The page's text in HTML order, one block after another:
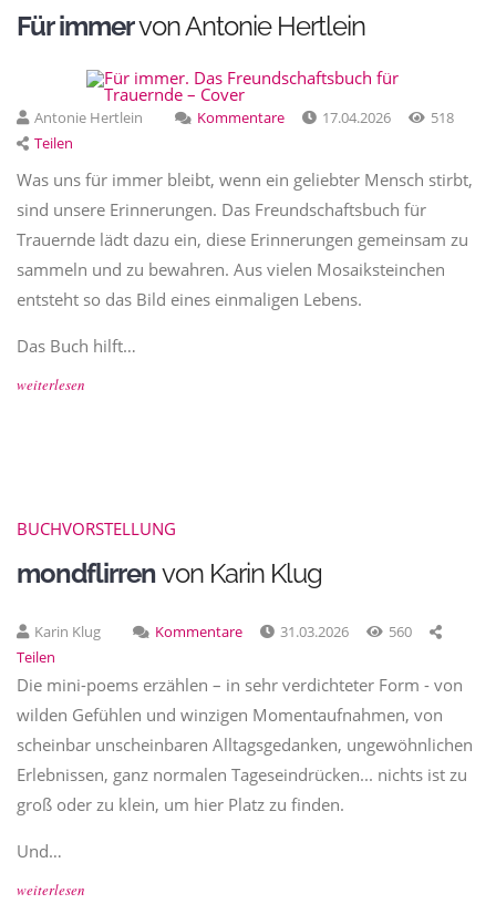
Für immervon Antonie Hertlein
Antonie Hertlein Kommentare 17.04.2026
518
Teilen
Was uns für immer bleibt, wenn ein geliebter Mensch stirbt,
sind unsere Erinnerungen. Das Freundschaftsbuch für
Trauernde lädt dazu ein, diese Erinnerungen gemeinsam zu
sammeln und zu bewahren. Aus vielen Mosaiksteinchen
entsteht so das Bild eines einmaligen Lebens.
Das Buch hilft…
weiterlesen
BUCHVORSTELLUNG
mondflirrenvon Karin Klug
Karin Klug Kommentare 31.03.2026
560
Teilen
Die mini-poems erzählen – in sehr verdichteter Form - von
wilden Gefühlen und winzigen Momentaufnahmen, von
scheinbar unscheinbaren Alltagsgedanken, ungewöhnlichen
Erlebnissen, ganz normalen Tageseindrücken... nichts ist zu
groß oder zu klein, um hier Platz zu finden.
Und…
weiterlesen